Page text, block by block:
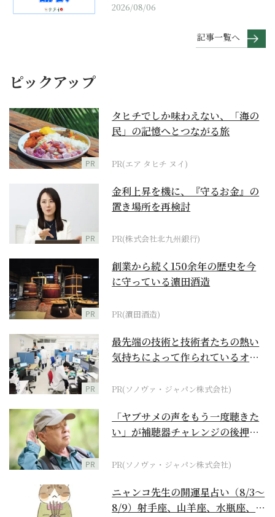
2026/08/06
記事一覧へ
ピックアップ
PR
タヒチでしか味わえない、「海の
民」の記憶へとつながる旅
PR(エア タヒチ ヌイ)
PR
金利上昇を機に、『守るお金』の
置き場所を再検討
PR(株式会社北九州銀行)
PR
創業から続く150余年の歴史を今
に守っている濵田酒造
PR(濵田酒造)
PR
最先端の技術と技術者たちの熱い
気持ちによって作られているオー
PR(ソノヴァ・ジャパン株式会社)
PR
「ヤブサメの声をもう一度聴きた
い」が補聴器チャレンジの後押し
PR(ソノヴァ・ジャパン株式会社)
ニャンコ先生の開運星占い（8/3～
8/9）射手座、山羊座、水瓶座、魚